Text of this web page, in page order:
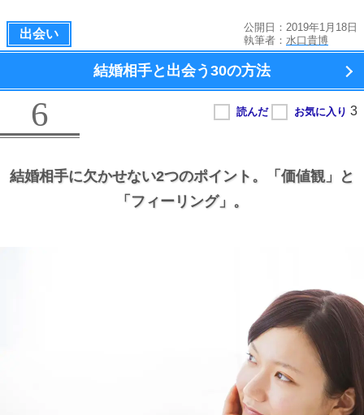
出会い
公開日：2019年1月18日
執筆者： 水口貴博
結婚相手と出会う 30の方法
6
結婚相手に欠かせない2つのポイント。
「価値観」と
「フィーリング」。